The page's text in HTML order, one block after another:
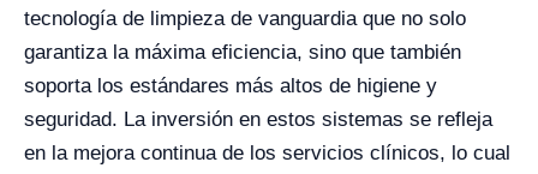
tecnología de limpieza de vanguardia que no solo
garantiza la máxima eficiencia, sino que también
soporta los estándares más altos de higiene y
seguridad. La inversión en estos sistemas se refleja
en la mejora continua de los servicios clínicos, lo cual